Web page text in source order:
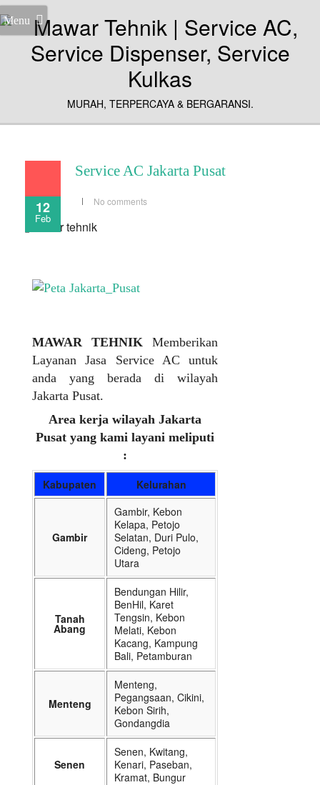
Menu
MURAH, TERPERCAYA & BERGARANSI.
12
Feb
Service AC Jakarta Pusat
No comments
MAWAR TEHNIK Memberikan
Layanan Jasa Service AC untuk
anda yang berada di wilayah
Jakarta Pusat.
Area kerja wilayah Jakarta
Pusat yang kami layani meliputi
:
Kabupaten Kelurahan
Gambir
Gambir, Kebon
Kelapa, Petojo
Selatan, Duri Pulo,
Cideng, Petojo
Utara
Tanah
Abang
Bendungan Hilir,
BenHil, Karet
Tengsin, Kebon
Melati, Kebon
Kacang, Kampung
Bali, Petamburan
Menteng
Menteng,
Pegangsaan, Cikini,
Kebon Sirih,
Gondangdia
Senen
Senen, Kwitang,
Kenari, Paseban,
Kramat, Bungur